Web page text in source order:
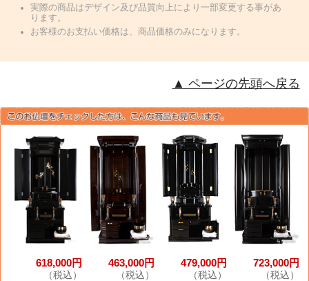
実際の商品はデザイン及び品質向上により一部変更する事があ
ります。
お客様のお支払い価格は、商品価格のみになります。
ページの先頭へ戻る
618,000円
（税込）
463,000円
（税込）
479,000円
（税込）
723,000円
（税込）